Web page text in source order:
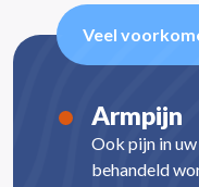
Veel
Armpijn
Ook pijn in
behandeld